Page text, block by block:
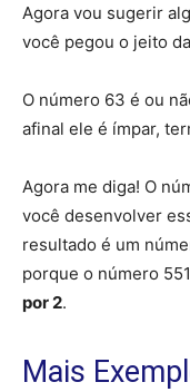
Agora vou sugerir
você pegou o jeito
O número 63 é ou
afinal ele é ímpar,
Agora me diga! O
você desenvolver
resultado é um
porque o número
por 2.
Mais